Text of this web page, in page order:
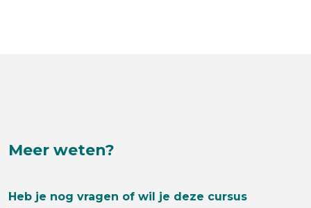
Meer weten?
Heb je nog vragen of wil je deze cursus